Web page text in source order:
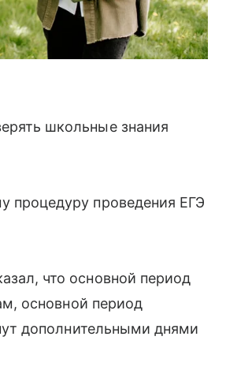
школьные знания
процедуру проведения ЕГЭ
что основной период
основной период
дополнительными днями